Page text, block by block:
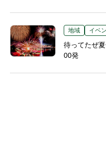
地域 イベ
待ってたぜ
00発